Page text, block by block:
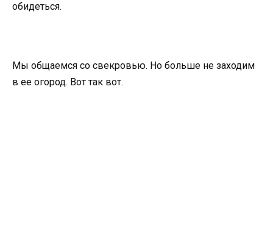
обидеться.
Мы общаемся со свекровью. Но больше не заходим
в ее огород. Вот так вот.